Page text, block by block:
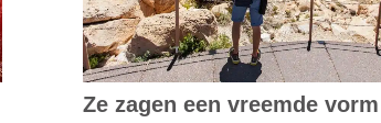
Ze zagen een vreemde